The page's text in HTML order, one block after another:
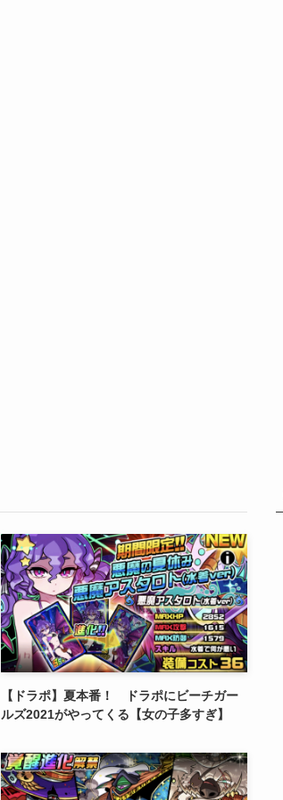
【ドラポ】夏本番！ ドラポにビーチガー
ルズ2021がやってくる【女の子多すぎ】